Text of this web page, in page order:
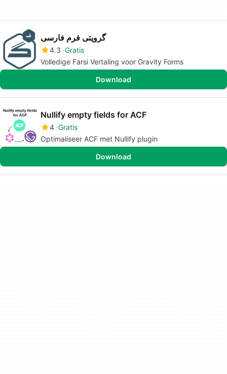
گرویتی فرم فارسی
4.3 Gratis
Volledige Farsi Vertaling voor Gravity Forms
Download
Nullify empty fields for ACF
4 Gratis
Optimaliseer ACF met Nullify plugin
Download